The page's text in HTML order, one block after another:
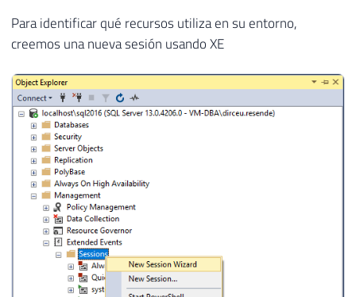
Para identificar qué recursos utiliza en su entorno,
creemos una nueva sesión usando XE